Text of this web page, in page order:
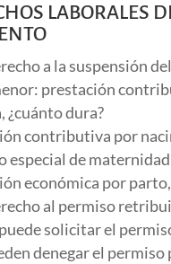
LABORALES
a la suspensión
prestación
¿cuánto dura?
contributiva por
especial de maternidad
económica por
al permiso
solicitar el
denegar el